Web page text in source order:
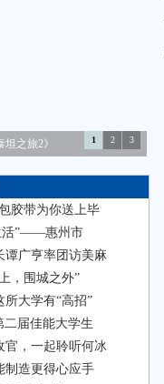
1 2 3
胶带为你送上毕
活”——惠州市
谭广亨率团访美麻
，围城之外”
大学有“高招”
二届佳能大学生
官，一起聆听何冰
制造更得心应手